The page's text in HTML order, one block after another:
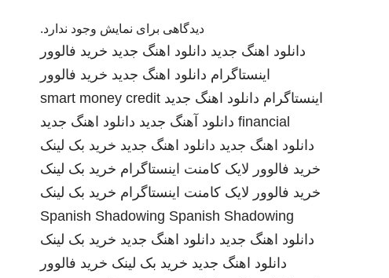
دیدگاهی برای نمایش وجود ندارد.
دانلود اهنگ جدید دانلود اهنگ جدید خرید فالوور
اینستاگرام دانلود اهنگ جدید خرید فالوور
اینستاگرام دانلود اهنگ جدید smart money credit
financial دانلود آهنگ جدید دانلود اهنگ جدید
دانلود اهنگ جدید دانلود اهنگ جدید خرید بک لینک
خرید فالوور لایک کامنت اینستاگرام خرید بک لینک
خرید فالوور لایک کامنت اینستاگرام خرید بک لینک
Spanish Shadowing Spanish Shadowing
دانلود اهنگ جدید دانلود اهنگ جدید خرید بک لینک
دانلود اهنگ جدید خرید بک لینک خرید فالوور